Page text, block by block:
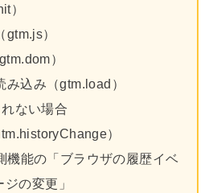
）
）
）
込み（gtm.load）
ない場合
）
機能の「ブラウザの履歴イベ
の変更」